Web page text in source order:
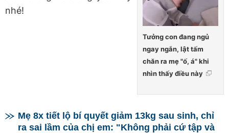
Tưởng con đang ngủ
ngay ngắn, lật tấm
chăn ra mẹ "ố, á" khi
nhìn thấy điều này
nhé!
Mẹ 8x tiết lộ bí quyết giảm 13kg sau sinh, chỉ
ra sai lầm của chị em: "Không phải cứ tập và